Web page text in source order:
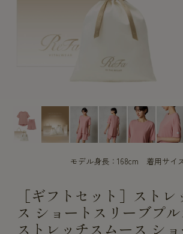
モデル身長：168cm 着用サイ
［ギフトセット］スト
ス ショートスリーブプ
ストレッチスムース シ